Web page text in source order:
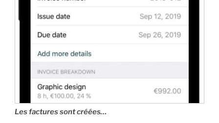
Les factures sont créées…